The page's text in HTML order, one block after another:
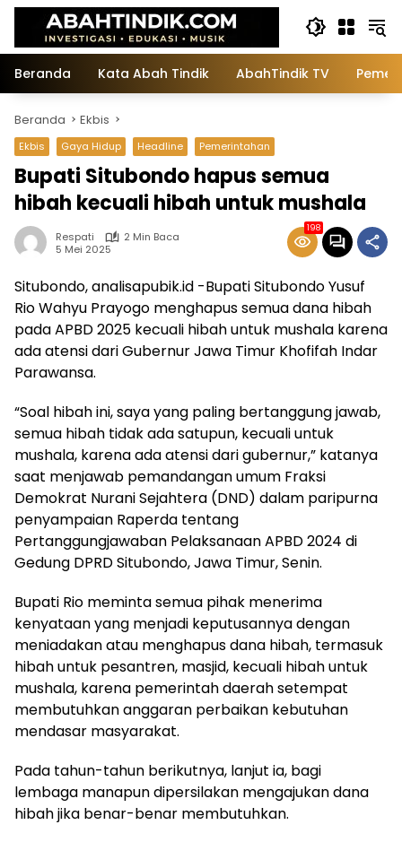
Langsung
konten
Beranda
Kata Abah Tindik AbahTindik TV
Beranda Ekbis
Ekbis Gaya Hidup Headline Pemerintahan
Bupati Situbondo hapus semua
hibah kecuali hibah untuk mushala
Respati
2 Min Baca
5 Mei 2025
198
Situbondo, analisapubik.id -Bupati Situbondo Yusuf
Rio Wahyu Prayogo menghapus semua dana hibah
pada APBD 2025 kecuali hibah untuk mushala karena
ada atensi dari Gubernur Jawa Timur Khofifah Indar
Parawansa.
“Soal hibah ini, saya yang paling bertanggung jawab,
semua hibah tidak ada satupun, kecuali untuk
mushala, karena ada atensi dari gubernur,” katanya
saat menjawab pemandangan umum Fraksi
Demokrat Nurani Sejahtera (DND) dalam paripurna
penyampaian Raperda tentang
Pertanggungjawaban Pelaksanaan APBD 2024 di
Gedung DPRD Situbondo, Jawa Timur, Senin.
Bupati Rio meminta semua pihak menerima
kenyataan yang menjadi keputusannya dengan
meniadakan atau menghapus dana hibah, termasuk
hibah untuk pesantren, masjid, kecuali hibah untuk
mushala, karena pemerintah daerah setempat
membutuhkan anggaran perbaikan kebutuhan
mendasar masyarakat.
Pada tahun-tahun berikutnya, lanjut ia, bagi
lembaga manapun dipersilakan mengajukan dana
hibah jika benar-benar membutuhkan.